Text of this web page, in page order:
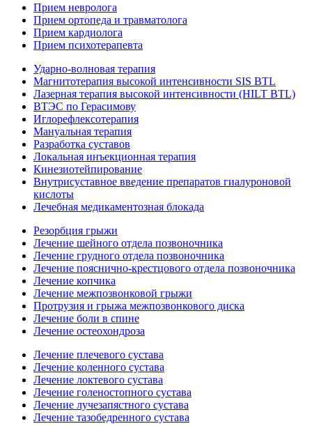
Прием невролога
Прием ортопеда и травматолога
Прием кардиолога
Прием психотерапевта
Ударно-волновая терапия
Магнитотерапия высокой интенсивности SIS BTL
Лазерная терапия высокой интенсивности (HILT BTL)
ВТЭС по Герасимову
Иглорефлексотерапия
Мануальная терапия
Разработка суставов
Локальная инъекционная терапия
Кинезиотейпирование
Внутрисуставное введение препаратов гиалуроновой
кислоты
Лечебная медикаментозная блокада
Резорбция грыжи
Лечение шейного отдела позвоночника
Лечение грудного отдела позвоночника
Лечение пояснично-крестцового отдела позвоночника
Лечение копчика
Лечение межпозвонковой грыжи
Протрузия и грыжа межпозвонкового диска
Лечение боли в спине
Лечение остеохондроза
Лечение плечевого сустава
Лечение коленного сустава
Лечение локтевого сустава
Лечение голеностопного сустава
Лечение лучезапястного сустава
Лечение тазобедренного сустава